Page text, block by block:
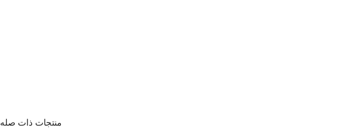
منتجات ذات صله